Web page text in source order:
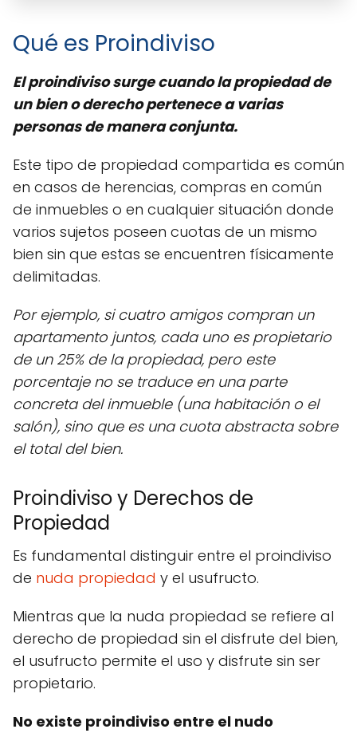
Qué es Proindiviso
El proindiviso surge cuando la propiedad de
un bien o derecho pertenece a varias
personas de manera conjunta.
Este tipo de propiedad compartida es común
en casos de herencias, compras en común
de inmuebles o en cualquier situación donde
varios sujetos poseen cuotas de un mismo
bien sin que estas se encuentren físicamente
delimitadas.
Por ejemplo, si cuatro amigos compran un
apartamento juntos, cada uno es propietario
de un 25% de la propiedad, pero este
porcentaje no se traduce en una parte
concreta del inmueble (una habitación o el
salón), sino que es una cuota abstracta sobre
el total del bien.
Proindiviso y Derechos de
Propiedad
Es fundamental distinguir entre el proindiviso
de nuda propiedad y el usufructo.
Mientras que la nuda propiedad se refiere al
derecho de propiedad sin el disfrute del bien,
el usufructo permite el uso y disfrute sin ser
propietario.
No existe proindiviso entre el nudo